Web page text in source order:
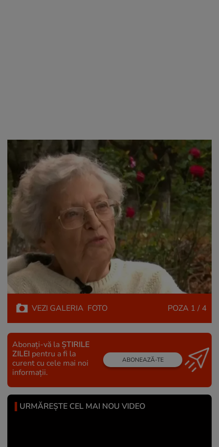
VEZI GALERIA FOTO POZA 1 / 4
Abonați-vă la ȘTIRILE
ZILEI pentru a fi la
curent cu cele mai noi
informații.
ABONEAZĂ-TE
URMĂREȘTE CEL MAI NOU VIDEO